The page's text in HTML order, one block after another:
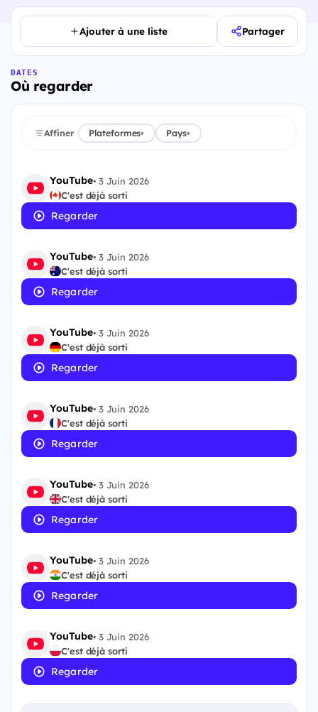
Ajouter à une liste Partager
DATES
Où regarder
Affiner Plateformes▾ Pays▾
YouTube•3 Juin 2026
C'est déjà sorti
Regarder
YouTube•3 Juin 2026
C'est déjà sorti
Regarder
YouTube•3 Juin 2026
C'est déjà sorti
Regarder
YouTube•3 Juin 2026
C'est déjà sorti
Regarder
YouTube•3 Juin 2026
C'est déjà sorti
Regarder
YouTube•3 Juin 2026
C'est déjà sorti
Regarder
YouTube•3 Juin 2026
C'est déjà sorti
Regarder